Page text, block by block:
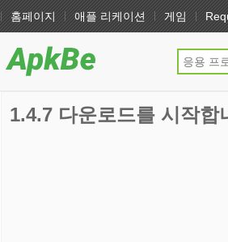
홈페이지 애플 리케이션 게임
1.4.7 다운로드를 시작합